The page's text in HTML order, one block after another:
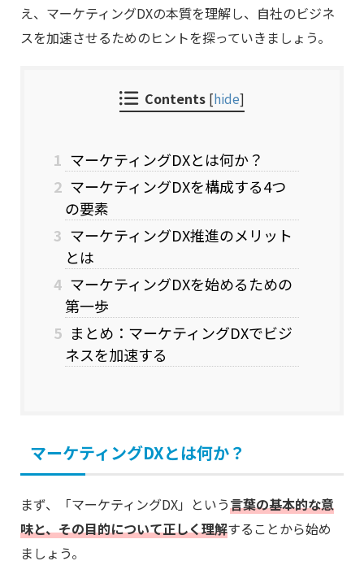
え、マーケティングDXの本質を理解し、自社のビジネ
スを加速させるためのヒントを探っていきましょう。
Contents [hide]
1 マーケティングDXとは何か？
2 マーケティングDXを構成する4つ
の要素
3 マーケティングDX推進のメリット
とは
4 マーケティングDXを始めるための
第一歩
5 まとめ：マーケティングDXでビジ
ネスを加速する
マーケティングDXとは何か？
まず、「マーケティングDX」という言葉の基本的な意
味と、その目的について正しく理解することから始め
ましょう。